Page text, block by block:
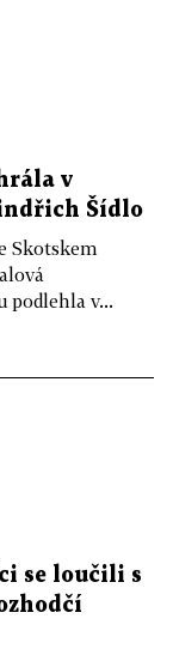
v
Šídlo
Skotskem
podlehla v...
se loučili s